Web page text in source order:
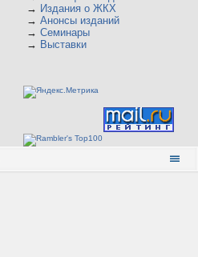
→ Издания о ЖКХ
→ Анонсы изданий
→ Семинары
→ Выставки